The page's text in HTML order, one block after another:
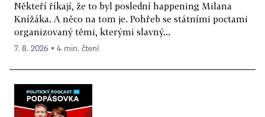
Někteří říkají, že to byl poslední happening Milana
Knížáka. A něco na tom je. Pohřeb se státními poctami
organizovaný těmi, kterými slavný...
7. 8. 2026 ▪ 4 min. čtení